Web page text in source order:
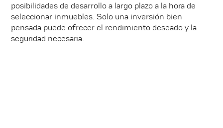
posibilidades de desarrollo a largo plazo a la hora de
seleccionar inmuebles. Solo una inversión bien
pensada puede ofrecer el rendimiento deseado y la
seguridad necesaria.